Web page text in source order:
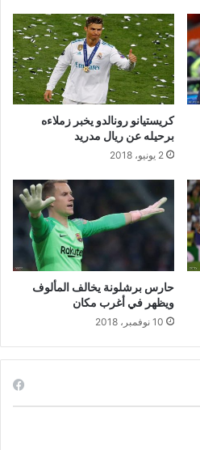
كريستيانو رونالدو يخبر زملاءه
برحيله عن ريال مدريد
2 يونيو، 2018
حارس برشلونة يخالف المألوف
ويظهر في أغرب مكان
10 نوفمبر، 2018